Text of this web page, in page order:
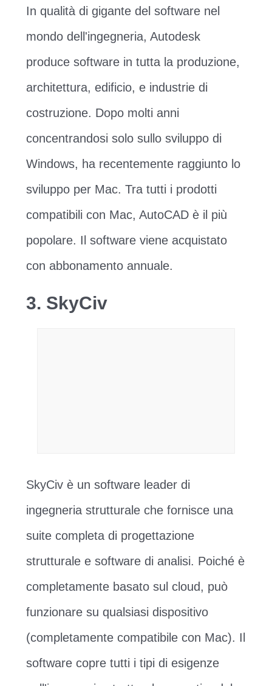
In qualità di gigante del software nel
mondo dell'ingegneria, Autodesk
produce software in tutta la produzione,
architettura, edificio, e industrie di
costruzione. Dopo molti anni
concentrandosi solo sullo sviluppo di
Windows, ha recentemente raggiunto lo
sviluppo per Mac. Tra tutti i prodotti
compatibili con Mac, AutoCAD è il più
popolare. Il software viene acquistato
con abbonamento annuale.
3. SkyCiv
SkyCiv è un software leader di
ingegneria strutturale che fornisce una
suite completa di progettazione
strutturale e software di analisi. Poiché è
completamente basato sul cloud, può
funzionare su qualsiasi dispositivo
(completamente compatibile con Mac). Il
software copre tutti i tipi di esigenze